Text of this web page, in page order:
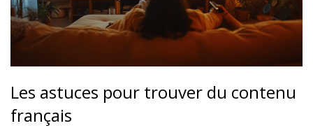
Les astuces pour trouver du contenu
français